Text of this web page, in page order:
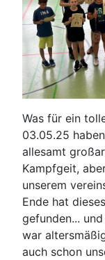
Was für ein
03.05.25
allesamt
Kampfgeit,
unserem
Ende hat
gefunden...
war
auch schon